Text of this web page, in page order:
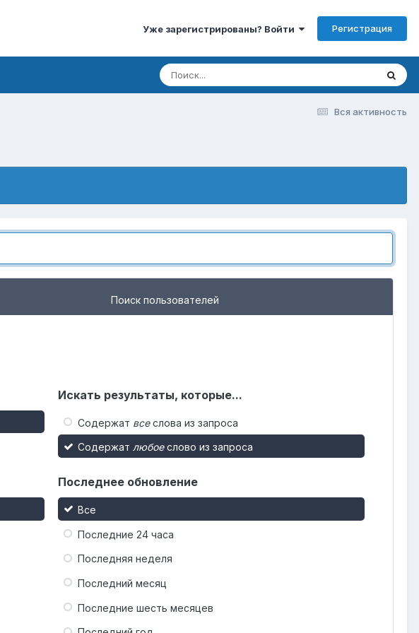
Уже зарегистрированы? Войти Регистрация
Вся активность
Поиск пользователей
Искать результаты, которые...
Содержат всеслова из запроса
Содержат любоеслово из запроса
Последнее обновление
Все
Последние 24 часа
Последняя неделя
Последний месяц
Последние шесть месяцев